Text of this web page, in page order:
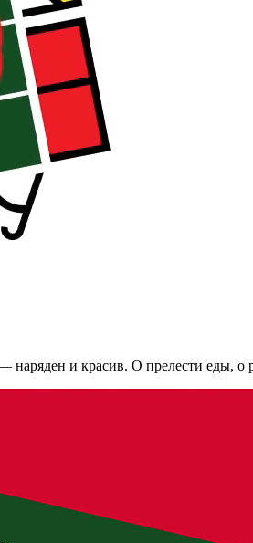
и красив. О прелести еды, о